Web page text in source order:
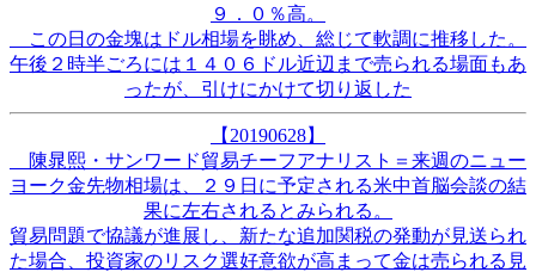
９．０％高。
この日の金塊はドル相場を眺め、総じて軟調に推移した。
午後２時半ごろには１４０６ドル近辺まで売られる場面もあ
ったが、引けにかけて切り返した
【20190628】
陳晁熙・サンワード貿易チーフアナリスト＝来週のニュー
ヨーク金先物相場は、２９日に予定される米中首脳会談の結
果に左右されるとみられる。
貿易問題で協議が進展し、新たな追加関税の発動が見送られ
た場合、投資家のリスク選好意欲が高まって金は売られる見